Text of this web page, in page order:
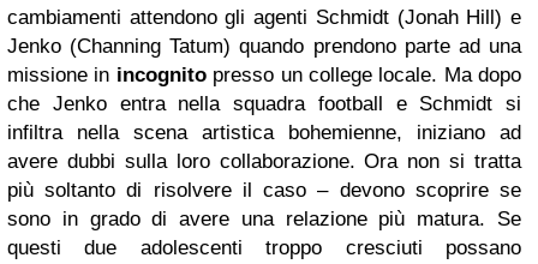
cambiamenti attendono gli agenti Schmidt (Jonah Hill) e
Jenko (Channing Tatum) quando prendono parte ad una
missione in incognitopresso un college locale. Ma dopo
che Jenko entra nella squadra football e Schmidt si
infiltra nella scena artistica bohemienne, iniziano ad
avere dubbi sulla loro collaborazione. Ora non si tratta
più soltanto di risolvere il caso – devono scoprire se
sono in grado di avere una relazione più matura. Se
questi due adolescenti troppo cresciuti possano